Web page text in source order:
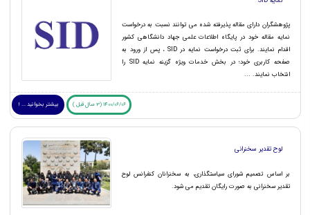
پژوهشگران دارای مقاله پذیرفته شده می توانند نسبت به درخواست
نمایه مقاله خود در پایگاه اطلاعات علمی جهاد دانشگاهی کشور
اقدام نمایند. برای ثبت درخواست نمایه در SID ، پس از ورود به
صفحه کاربری خود؛ در بخش خدمات ویژه گزینه نمایه SID را
انتخاب نمایند. ...
1400/06/06 (3 سال قبل ) بیشتر بخوانید ... !
لوح تقدیر سخنرانی
بر اساس تصمیم شورای سیاستگذاری، به سخنرانان کنفرانس لوح
تقدیر سخنرانی به صورت رایگان تقدیم می شود.